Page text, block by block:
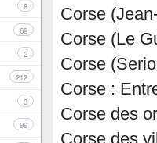
8
69
2
212
3
99
Corse
Corse (Le
Corse
Corse :
Corse des
Corse des